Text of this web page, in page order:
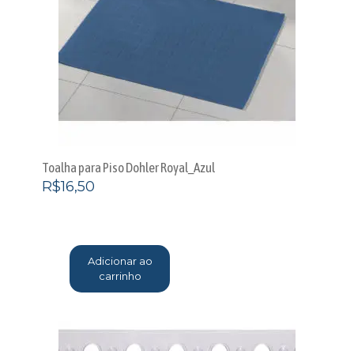
Toalha para Piso Dohler Royal_Azul
R$16,50
Adicionar ao
carrinho